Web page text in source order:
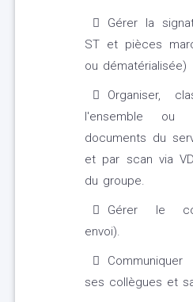
Gérer la
ST et pièces
ou dématérialisée)
Organiser,
l'ensemble
documents du
et par scan via
du groupe.
Gérer le
envoi).
ses collègues et